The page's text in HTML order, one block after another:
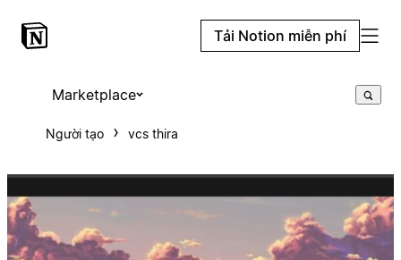
Tải Notion miễn phí
Marketplace
Người tạo vcs thira